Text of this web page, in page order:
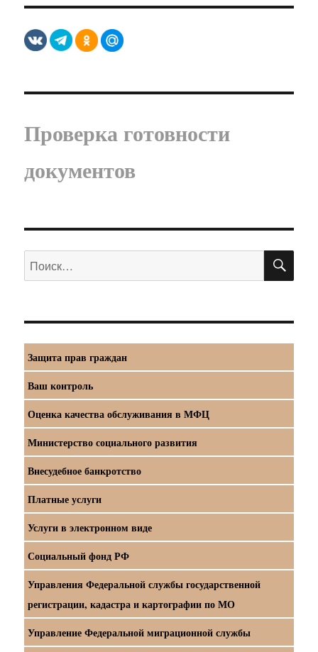
Проверка готовности
документов
Искать:
Защита прав граждан
Ваш контроль
Оценка качества обслуживания в МФЦ
Министерство социального развития
Внесудебное банкротство
Платные услуги
Услуги в электронном виде
Социальный фонд РФ
Управления Федеральной службы государственной
регистрации, кадастра и картографии по МО
Управление Федеральной миграционной службы